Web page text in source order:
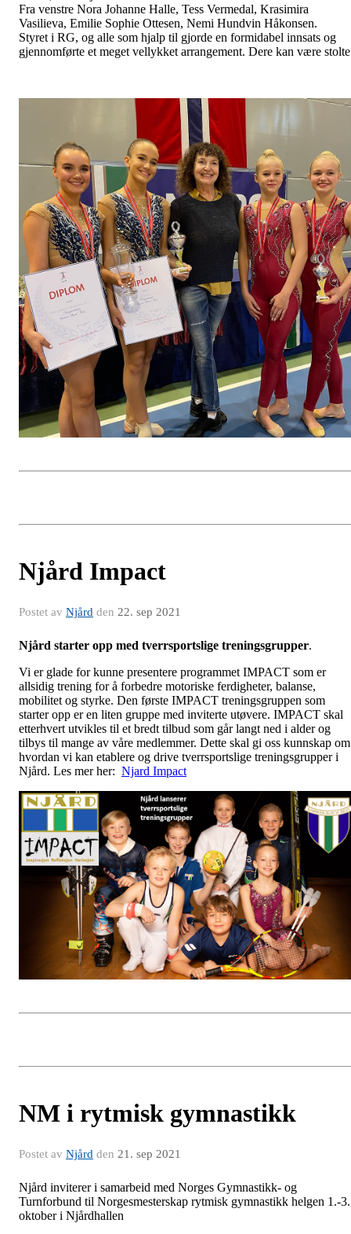
Fra venstre Nora Johanne Halle, Tess Vermedal, Krasimira
Vasilieva, Emilie Sophie Ottesen, Nemi Hundvin Håkonsen.
Styret i RG, og alle som hjalp til gjorde en formidabel innsats og
gjennomførte et meget vellykket arrangement. Dere kan være
Njård Impact
Postet av Njård den 22. sep 2021
Njård starter opp med tverrsportslige treningsgrupper.
Vi er glade for kunne presentere programmet IMPACT som er
allsidig trening for å forbedre motoriske ferdigheter, balanse,
mobilitet og styrke. Den første IMPACT treningsgruppen som
starter opp er en liten gruppe med inviterte utøvere. IMPACT skal
etterhvert utvikles til et bredt tilbud som går langt ned i alder og
tilbys til mange av våre medlemmer. Dette skal gi oss kunnskap om
hvordan vi kan etablere og drive tverrsportslige treningsgrupper i
Njård. Les mer her: Njard Impact
NM i rytmisk gymnastikk
Postet av Njård den 21. sep 2021
Njård inviterer i samarbeid med Norges Gymnastikk- og
Turnforbund til Norgesmesterskap rytmisk gymnastikk helgen 1.-3.
oktober i Njårdhallen